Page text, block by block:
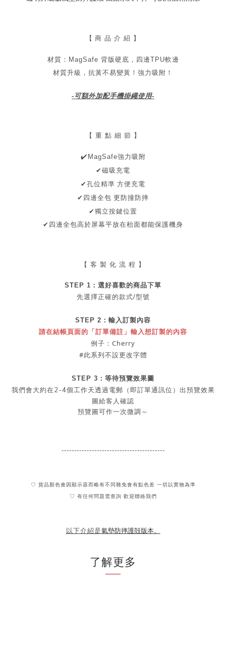
【 商 品 介 紹 】
材質：MagSafe 背版硬底，四邊TPU軟邊
材質升級，抗黃不易變黃！ 強力吸附！
-可額外加配手機掛繩使用-
【 重 點 細 節 】
✔ ️MagSafe強力吸附
✔磁吸充電
✔ 孔位精準 方便充電
✔四邊全包 更防撞防摔
✔ 獨立按鍵位置
✔ 四邊全包高於屏幕平放在枱面都能保護機身
【 客 製 化 流 程 】
STEP 1： 選好喜歡的商品下單
先選擇正確的款式/型號
STEP 2： 輸入訂製內容
請在結帳頁面的「訂單備註」輸入想訂製的內容
例子：Cherry
#此系列不設更改字體
STEP 3：等待預覽效果圖
我們會大約在2-4個工作天透過電郵（即訂單通訊位）出預覽效果
圖給客人確認
預覽圖可作一次微調～
-----------------------------------------
♡ 貨品顏色會因顯示器而略有不同難免會有點色差 一切以實物為準
♡ 有任何問題需查詢 歡迎聯絡我們
以下介紹是氣墊防摔護殻版本。
了解更多